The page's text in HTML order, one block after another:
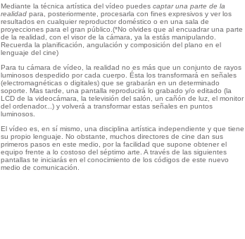
Mediante la técnica artística del vídeo puedes captar una parte de la
realidad para, posteriormente, procesarla con fines expresivos y ver los
resultados en cualquier reproductor doméstico o en una sala de
proyecciones para el gran público.(*No olvides que al encuadrar una parte
de la realidad, con el visor de la cámara, ya la estás manipulando.
Recuerda la planificación, angulación y composición del plano en el
lenguaje del cine)
Para tu cámara de vídeo, la realidad no es más que un conjunto de rayos
luminosos despedido por cada cuerpo. Ésta los transformará en señales
(electromagnéticas o digitales) que se grabarán en un determinado
soporte. Mas tarde, una pantalla reproducirá lo grabado y/o editado (la
LCD de la videocámara, la televisión del salón, un cañón de luz, el monitor
del ordenador...) y volverá a transformar estas señales en puntos
luminosos.
El vídeo es, en sí mismo, una disciplina artística independiente y que tiene
su propio lenguaje. No obstante, muchos directores de cine dan sus
primeros pasos en este medio, por la facilidad que supone obtener el
equipo frente a lo costoso del séptimo arte. A través de las siguientes
pantallas te iniciarás en el conocimiento de los códigos de este nuevo
medio de comunicación.